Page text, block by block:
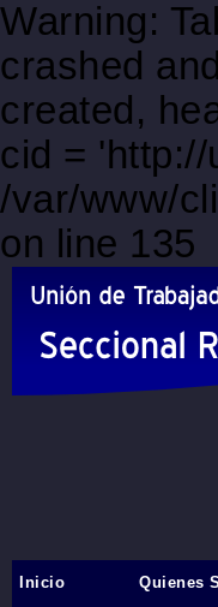
Warning:
crashed
created,
cid =
/var/www/
on line 135
Inicio Quienes